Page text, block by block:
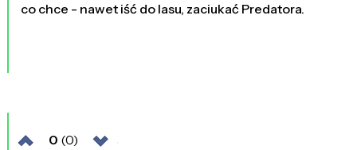
co chce - nawet iść do lasu, zaciukać Predatora.
0 (0)